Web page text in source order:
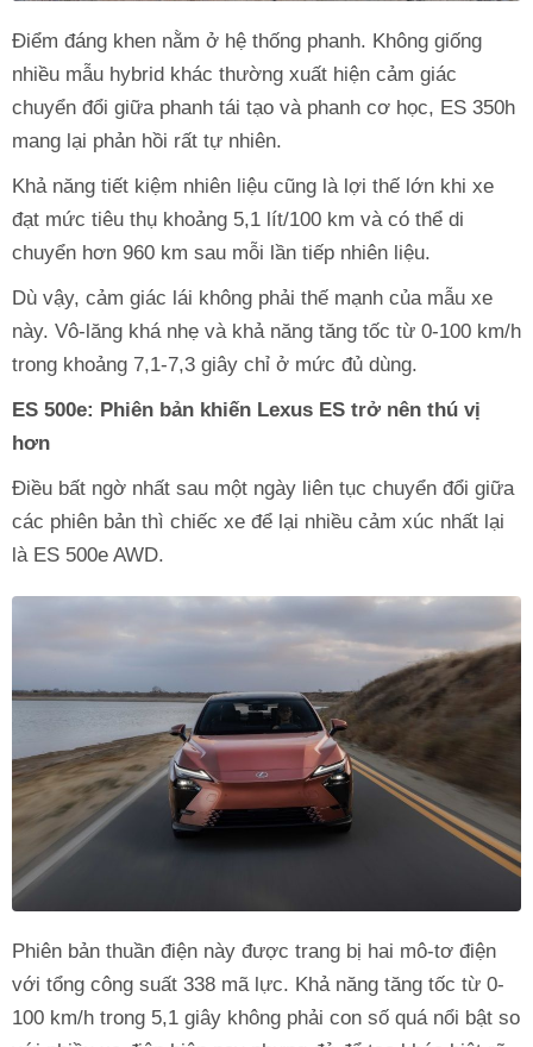
Điểm đáng khen nằm ở hệ thống phanh. Không giống
nhiều mẫu hybrid khác thường xuất hiện cảm giác
chuyển đổi giữa phanh tái tạo và phanh cơ học, ES 350h
mang lại phản hồi rất tự nhiên.
Khả năng tiết kiệm nhiên liệu cũng là lợi thế lớn khi xe
đạt mức tiêu thụ khoảng 5,1 lít/100 km và có thể di
chuyển hơn 960 km sau mỗi lần tiếp nhiên liệu.
Dù vậy, cảm giác lái không phải thế mạnh của mẫu xe
này. Vô-lăng khá nhẹ và khả năng tăng tốc từ 0-100 km/h
trong khoảng 7,1-7,3 giây chỉ ở mức đủ dùng.
ES 500e: Phiên bản khiến Lexus ES trở nên thú vị
hơn
Điều bất ngờ nhất sau một ngày liên tục chuyển đổi giữa
các phiên bản thì chiếc xe để lại nhiều cảm xúc nhất lại
là ES 500e AWD.
Phiên bản thuần điện này được trang bị hai mô-tơ điện
với tổng công suất 338 mã lực. Khả năng tăng tốc từ 0-
100 km/h trong 5,1 giây không phải con số quá nổi bật so